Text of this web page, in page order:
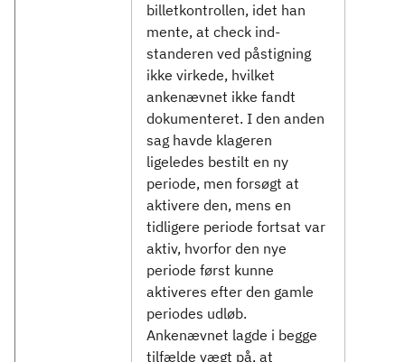
billetkontrollen, idet han
mente, at check ind-
standeren ved påstigning
ikke virkede, hvilket
ankenævnet ikke fandt
dokumenteret. I den anden
sag havde klageren
ligeledes bestilt en ny
periode, men forsøgt at
aktivere den, mens en
tidligere periode fortsat var
aktiv, hvorfor den nye
periode først kunne
aktiveres efter den gamle
periodes udløb.
Ankenævnet lagde i begge
tilfælde vægt på, at